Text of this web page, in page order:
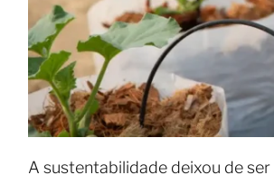
A sustentabilidade deixou de